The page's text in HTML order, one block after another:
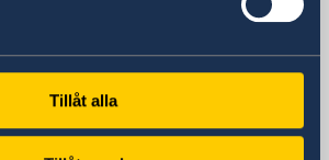
Tillåt alla
Botschaft